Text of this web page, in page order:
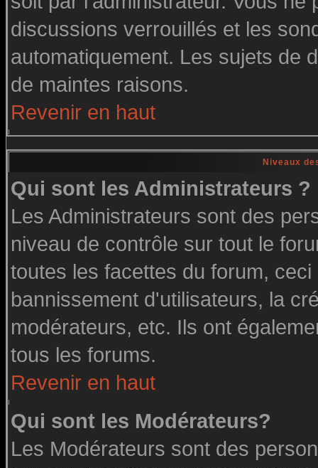
discussions verrouillés et les
automatiquement. Les sujets de
de maintes raisons.
Revenir en haut
Niveaux
Qui sont les Administrateurs ?
Les Administrateurs sont des
niveau de contrôle sur tout le
toutes les facettes du forum,
bannissement d'utilisateurs, la
modérateurs, etc. Ils ont
tous les forums.
Revenir en haut
Qui sont les Modérateurs?
Les Modérateurs sont des